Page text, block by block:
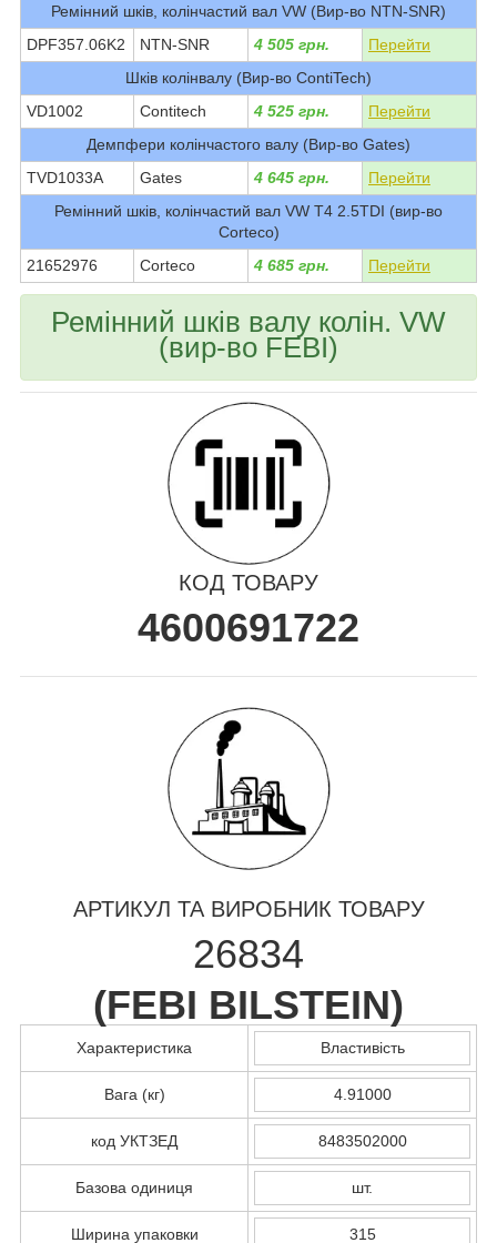
Ремінний шків, колінчастий вал VW (Вир-во NTN-SNR)
DPF357.06K2
NTN-SNR 4 505 грн.
Перейти
Шків колінвалу (Вир-во ContiTech)
VD1002
Contitech 4 525 грн.
Перейти
Демпфери колінчастого валу (Вир-во Gates)
TVD1033A
Gates 4 645 грн.
Перейти
Ремінний шків, колінчастий вал VW T4 2.5TDI (вир-во
Corteco)
21652976
Corteco 4 685 грн. Перейти
Ремінний шків валу колін. VW
(вир-во FEBI)
КОД ТОВАРУ
4600691722
АРТИКУЛ ТА ВИРОБНИК ТОВАРУ
26834
(FEBI BILSTEIN)
Характеристика Властивість
Вага (кг) 4.91000
код УКТЗЕД 8483502000
Базова одиниця шт.
Ширина упаковки 315